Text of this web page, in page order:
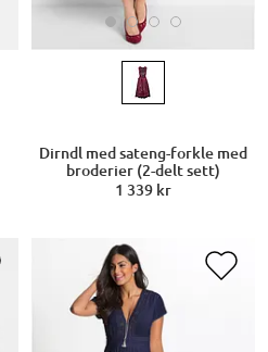
Dirndl med sateng-forkle med
broderier (2-delt sett)
1 339 kr